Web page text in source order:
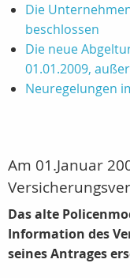
Die
beschlossen
Die neue
01.01.2009,
Neuregelungen
Am 01.Januar
Das alte
Information des
seines Antrages